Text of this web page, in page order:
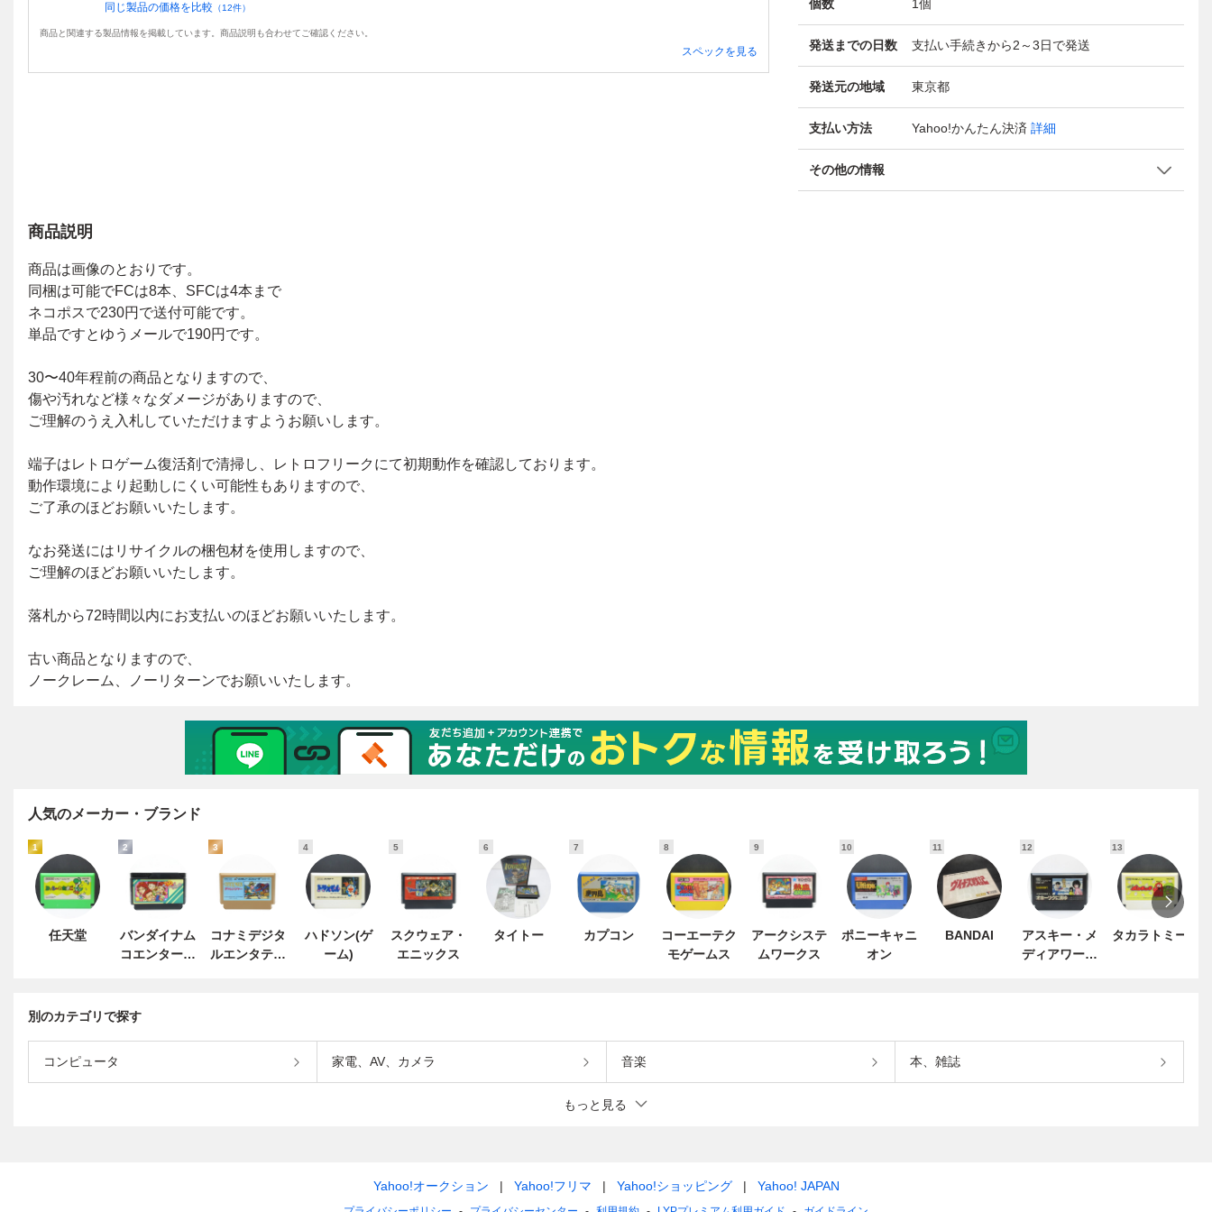
同じ製品の価格を比較 （12件）
商品と関連する製品情報を掲載しています。商品説明も合わせてご確認ください。
スペックを見る
個数 1 個
発送までの日数 支払い手続きから2～3日で発送
発送元の地域 東京都
支払い方法 Yahoo!かんたん決済 詳細
その他の情報
商品説明
人気のメーカー・ブランド
1
任天堂
2
バンダイナム
コエンターテ
3
コナミデジタ
ルエンタテイ
4
ハドソン(ゲ
ーム)
5
スクウェア・
エニックス
6
タイトー
7
カプコン
8
コーエーテク
モゲームス
9
アークシステ
ムワークス
10
ポニーキャニ
オン
11
BANDAI
12
アスキー・メ
ディアワーク
13
タカラトミー
別のカテゴリで探す
コンピュータ 家電、AV、カメラ 音楽 本、雑誌
もっと見る
Yahoo!オークション Yahoo!フリマ Yahoo!ショッピング Yahoo! JAPAN